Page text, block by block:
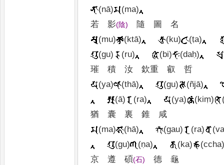
(nā)
(ma)
若
影(陰) 隨 圖
名
(mu)
(ktā) (ku)
(ṭa)
(gu)
(ru) (bi)
(daḥ)
璀
積 汝 欽重 叡
哲
(ya)
(thā) (gu)
(ñjā)
(ā)
(ra) (ya) (kiṃ)
猶
囊 裏 錐
咸
(ma)
(hā) (gau) (ra)
(gu)
(ṇa) (ka)
京
遵 碩(石) 德
龜